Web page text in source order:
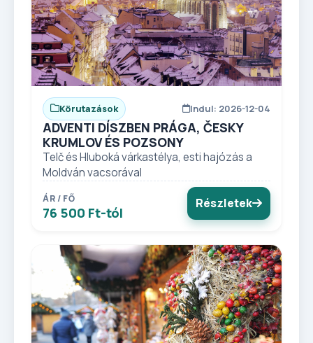
Körutazások Indul: 2026-12-04
ADVENTI DÍSZBEN PRÁGA, ČESKY
KRUMLOV ÉS POZSONY
Telč és Hluboká várkastélya, esti hajózás a
Moldván vacsorával
ÁR / FŐ
76 500 Ft-tól
Részletek